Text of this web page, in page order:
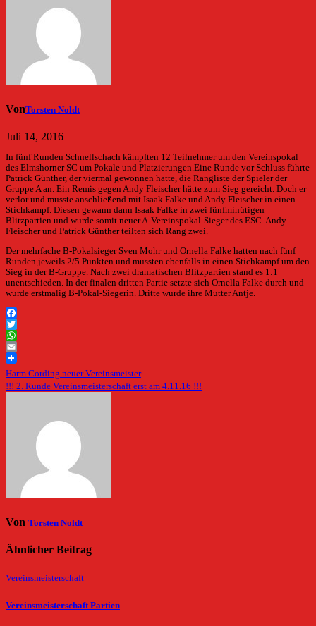
VonTorsten Noldt
Juli 14, 2016
In fünf Runden Schnellschach kämpften 12 Teilnehmer um den Vereinspokal
des Elmshorner SC um Pokale und Platzierungen. Eine Runde vor Schluss führte
Patrick Günther, der viermal gewonnen hatte, die Rangliste der Spieler der
Gruppe A an. Ein Remis gegen Andy Fleischer hätte zum Sieg gereicht. Doch er
verlor und musste anschließend mit Isaak Falke und Andy Fleischer in einen
Stichkampf. Diesen gewann dann Isaak Falke in zwei fünfminütigen
Blitzpartien und wurde somit neuer A-Vereinspokal-Sieger des ESC. Andy
Fleischer und Patrick Günther teilten sich Rang zwei.
Der mehrfache B-Pokalsieger Sven Mohr und Ornella Falke hatten nach fünf
Runden jeweils 2/5 Punkten und mussten ebenfalls in einen Stichkampf um den
Sieg in der B-Gruppe. Nach zwei dramatischen Blitzpartien stand es 1:1
unentschieden. In der finalen dritten Partie setzte sich Ornella Falke durch und
wurde erstmalig B-Pokal-Siegerin. Dritte wurde ihre Mutter Antje.
Facebook
Twitter
WhatsApp
Email
Beitragsnavigation
Harm Cording neuer Vereinsmeister
!!! 2. Runde Vereinsmeisterschaft erst am 4.11.16 !!!
Von Torsten Noldt
Ähnlicher Beitrag
Vereinsmeisterschaft
Vereinsmeisterschaft Partien